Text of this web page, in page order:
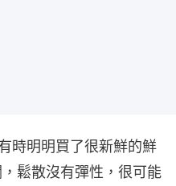
時明明買了很新鮮的鮮
鬆散沒有彈性，很可能